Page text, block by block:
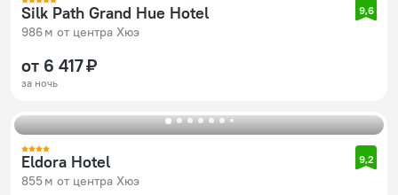
Silk Path Grand Hue Hotel
986 м от центра Хюэ
9,6
от 6 417 ₽
за ночь
Eldora Hotel
855 м от центра Хюэ
9,2